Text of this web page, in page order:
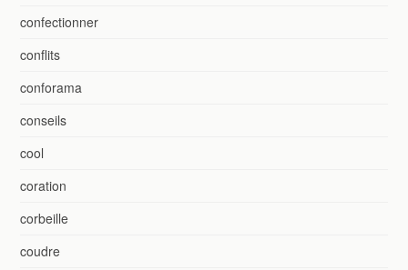
confectionner
conflits
conforama
conseils
cool
coration
corbeille
coudre